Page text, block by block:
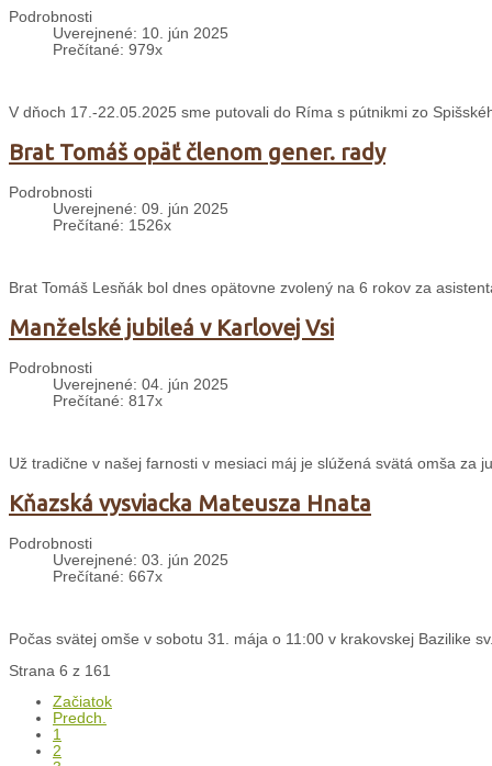
Podrobnosti
Uverejnené: 10. jún 2025
Prečítané: 979x
V dňoch 17.-22.05.2025 sme putovali do Ríma s pútnikmi zo
Brat Tomáš opäť členom gener. rady
Podrobnosti
Uverejnené: 09. jún 2025
Prečítané: 1526x
Brat Tomáš Lesňák bol dnes opätovne zvolený na 6 rokov za
Manželské jubileá v Karlovej Vsi
Podrobnosti
Uverejnené: 04. jún 2025
Prečítané: 817x
Už tradične v našej farnosti v mesiaci máj je slúžená svätá omša za
Kňazská vysviacka Mateusza Hnata
Podrobnosti
Uverejnené: 03. jún 2025
Prečítané: 667x
Počas svätej omše v sobotu 31. mája o 11:00 v krakovskej Bazilike
Strana 6 z 161
Začiatok
Predch.
1
2